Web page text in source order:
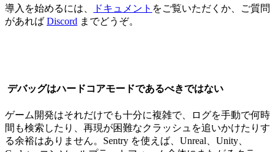
導入を始めるには、 ドキュメント をご覧いただくか、ご質問
があれば Discord までどうぞ。
デバッグはハードコアモードであるべきではない
ゲーム開発はそれだけでも十分に複雑で、ログを手動で何時
間も検索したり、再現が困難なクラッシュを追いかけたりす
る余裕はありません。Sentry を使えば、Unreal、Unity、